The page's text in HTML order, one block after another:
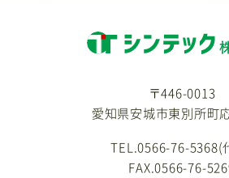
〒446-0013
愛知県安城市東別所町
TEL.0566-76-5368(
FAX.0566-76-